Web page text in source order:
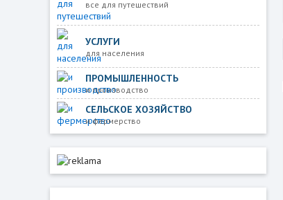
все для путешествий
УСЛУГИ
для населения
ПРОМЫШЛЕННОСТЬ
и производство
СЕЛЬСКОЕ ХОЗЯЙСТВО
и фермерство